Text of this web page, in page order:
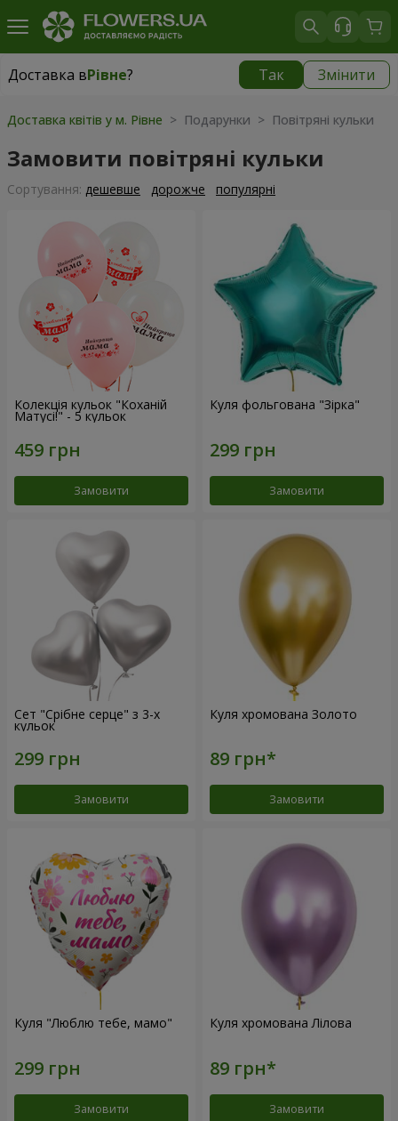
Доставка вРівне? Так Змінити
Доставка вРівне
Доставка квітів у м. Рівне > Подарунки > Повітряні кульки
Замовити повітряні кульки
Сортування: дешевше дорожче популярні
Колекція кульок "Коханій
Матусі!" - 5 кульок
Замовити
Куля фольгована "Зірка"
Замовити
Сет "Срібне серце" з 3-х
кульок
Замовити
Куля хромована Золото
Замовити
Куля "Люблю тебе, мамо"
Замовити
Куля хромована Лілова
Замовити